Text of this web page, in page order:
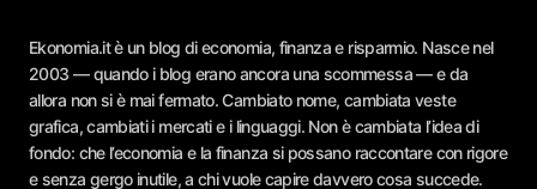
Ekonomia.it è un blog di economia, finanza e risparmio. Nasce nel
2003 — quando i blog erano ancora una scommessa — e da
allora non si è mai fermato. Cambiato nome, cambiata veste
grafica, cambiati i mercati e i linguaggi. Non è cambiata l’idea di
fondo: che l’economia e la finanza si possano raccontare con rigore
e senza gergo inutile, a chi vuole capire davvero cosa succede.